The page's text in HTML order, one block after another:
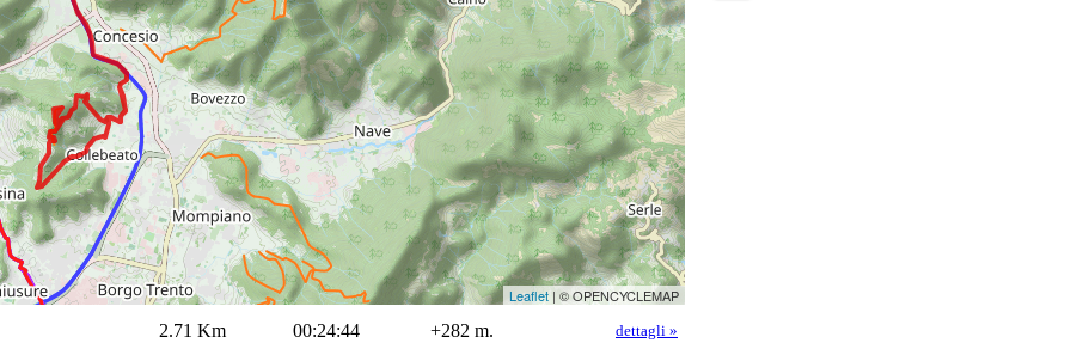
Leaflet | © OPENCYCLEMAP
2.71 Km 00:24:44 +282 m. dettagli »